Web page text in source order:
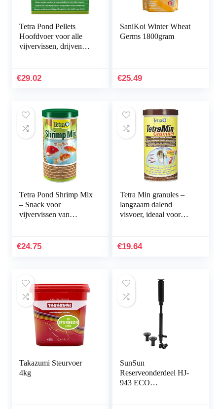
Tetra Pond Pellets
Hoofdvoer voor alle
vijvervissen, drijvende
zak
€29.02
SaniKoi Winter Wheat
Germs 1800gram
€25.49
Tetra Pond Shrimp Mix
– Snack voor
vijvervissen van
eiwitten, 1 l blik
€24.75
Tetra Min granules –
langzaam dalend
visvoer, ideaal voor
aquarium, 1 l doos
€19.64
Takazumi Steurvoer
4kg
SunSun
Reserveonderdeel HJ-
943 ECO